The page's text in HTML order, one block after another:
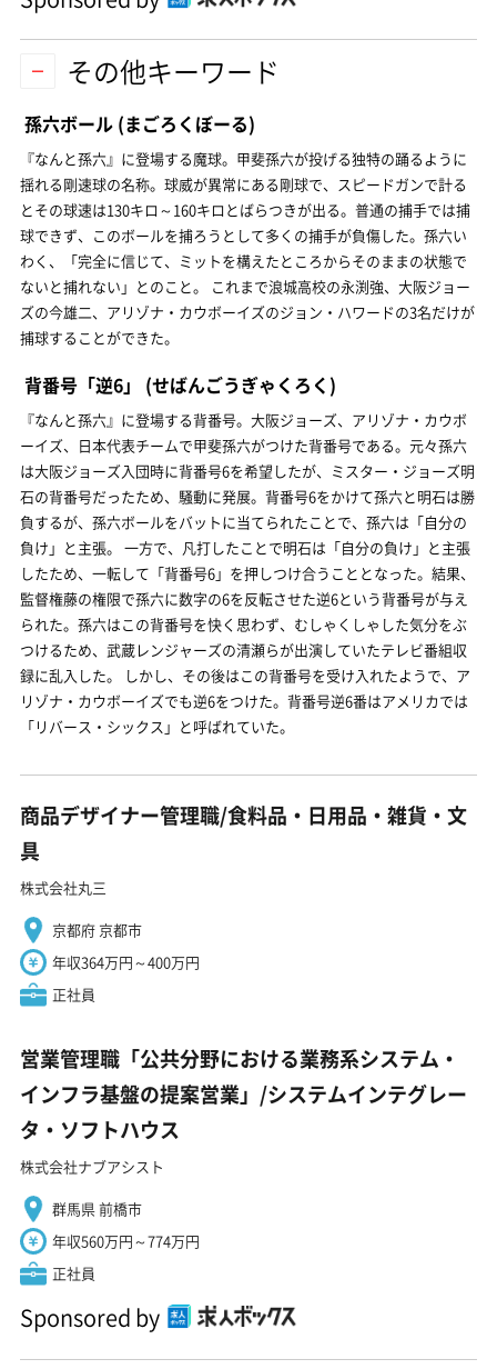
その他キーワード
孫六ボール (まごろくぼーる)
『なんと孫六』に登場する魔球。甲斐孫六が投げる独特の踊るように
揺れる剛速球の名称。球威が異常にある剛球で、スピードガンで計る
とその球速は130キロ～160キロとばらつきが出る。普通の捕手では捕
球できず、このボールを捕ろうとして多くの捕手が負傷した。孫六い
わく、「完全に信じて、ミットを構えたところからそのままの状態で
ないと捕れない」とのこと。 これまで浪城高校の永渕強、大阪ジョー
ズの今雄二、アリゾナ・カウボーイズのジョン・ハワードの3名だけが
捕球することができた。
背番号「逆6」 (せばんごうぎゃくろく)
『なんと孫六』に登場する背番号。大阪ジョーズ、アリゾナ・カウボ
ーイズ、日本代表チームで甲斐孫六がつけた背番号である。元々孫六
は大阪ジョーズ入団時に背番号6を希望したが、ミスター・ジョーズ明
石の背番号だったため、騒動に発展。背番号6をかけて孫六と明石は勝
負するが、孫六ボールをバットに当てられたことで、孫六は「自分の
負け」と主張。 一方で、凡打したことで明石は「自分の負け」と主張
したため、一転して「背番号6」を押しつけ合うこととなった。結果、
監督権藤の権限で孫六に数字の6を反転させた逆6という背番号が与え
られた。孫六はこの背番号を快く思わず、むしゃくしゃした気分をぶ
つけるため、武蔵レンジャーズの清瀬らが出演していたテレビ番組収
録に乱入した。 しかし、その後はこの背番号を受け入れたようで、ア
リゾナ・カウボーイズでも逆6をつけた。背番号逆6番はアメリカでは
「リバース・シックス」と呼ばれていた。
商品デザイナー管理職/食料品・日用品・雑貨・文
具
株式会社丸三
京都府 京都市
年収364万円～400万円
正社員
営業管理職「公共分野における業務系システム・
インフラ基盤の提案営業」/システムインテグレー
タ・ソフトハウス
株式会社ナブアシスト
群馬県 前橋市
年収560万円～774万円
正社員
Sponsored by